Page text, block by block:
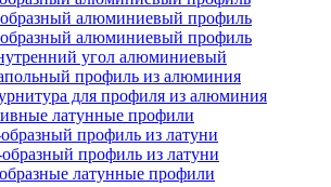
алюминиевый профиль
алюминиевый профиль
угол алюминиевый
профиль из алюминия
для профиля из алюминия
латунные профили
профиль из латуни
профиль из латуни
латунные профили